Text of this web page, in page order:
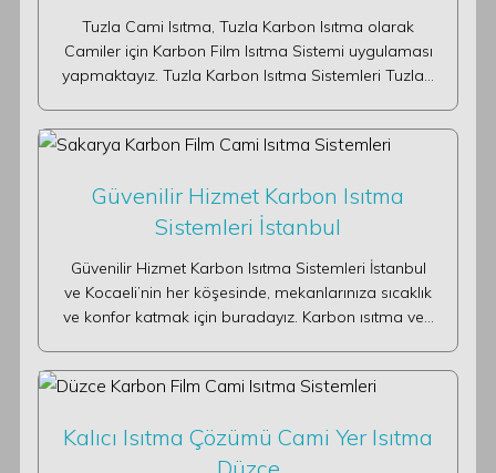
Tuzla Cami Isıtma, Tuzla Karbon Isıtma olarak
Camiler için Karbon Film Isıtma Sistemi uygulaması
yapmaktayız. Tuzla Karbon Isıtma Sistemleri Tuzla…
Güvenilir Hizmet Karbon Isıtma
Sistemleri İstanbul
Güvenilir Hizmet Karbon Isıtma Sistemleri İstanbul
ve Kocaeli’nin her köşesinde, mekanlarınıza sıcaklık
ve konfor katmak için buradayız. Karbon ısıtma ve…
Kalıcı Isıtma Çözümü Cami Yer Isıtma